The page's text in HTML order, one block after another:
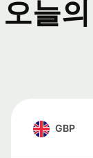
오늘
GBP